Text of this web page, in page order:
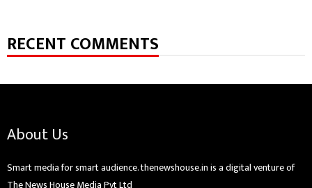
RECENT COMMENTS
About Us
Smart media for smart audience. thenewshouse.in is a digital venture of